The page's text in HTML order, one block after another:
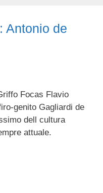
Antonio de
Focas Flavio
genito Gagliardi de
dell cultura
attuale.